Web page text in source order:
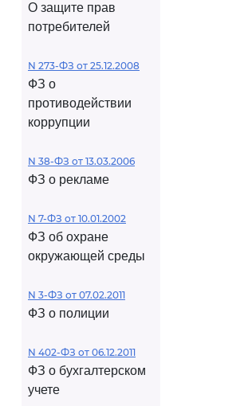
О защите прав
потребителей
N 273-ФЗ от 25.12.2008
ФЗ о
противодействии
коррупции
N 38-ФЗ от 13.03.2006
ФЗ о рекламе
N 7-ФЗ от 10.01.2002
ФЗ об охране
окружающей среды
N 3-ФЗ от 07.02.2011
ФЗ о полиции
N 402-ФЗ от 06.12.2011
ФЗ о бухгалтерском
учете